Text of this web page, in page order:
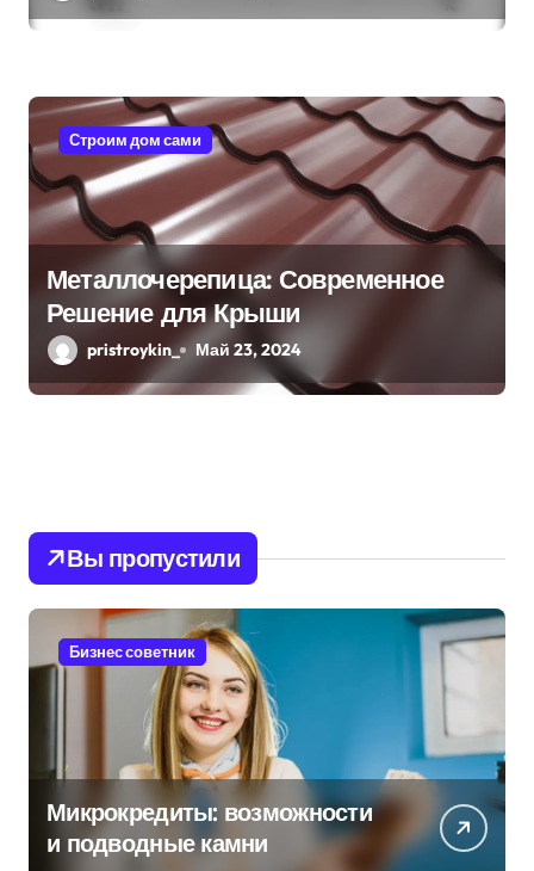
Строим дом сами
Металлочерепица: Современное
Решение для Крыши
pristroykin_ Май 23, 2024
Вы пропустили
Бизнес советник
Микрокредиты: возможности
и подводные камни